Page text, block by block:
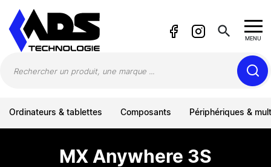
search MENU
Ordinateurs & tablettes Composants Périphériques &
MX Anywhere 3S